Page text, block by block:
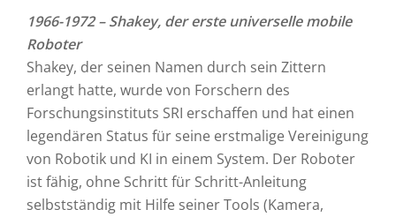
1966-1972 – Shakey, der erste universelle mobile
Roboter
Shakey, der seinen Namen durch sein Zittern
erlangt hatte, wurde von Forschern des
Forschungsinstituts SRI erschaffen und hat einen
legendären Status für seine erstmalige Vereinigung
von Robotik und KI in einem System. Der Roboter
ist fähig, ohne Schritt für Schritt-Anleitung
selbstständig mit Hilfe seiner Tools (Kamera,